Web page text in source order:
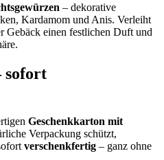
– dekorative
Kardamom und Anis. Verleiht
Gebäck einen festlichen Duft und
sofort
Geschenkkarton mit
Verpackung schützt,
verschenkfertig – ganz ohne